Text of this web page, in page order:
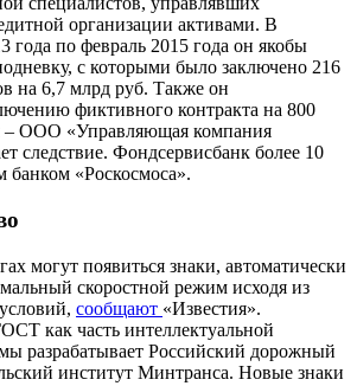
организации активами. В
года по февраль 2015 года он якобы
с которыми было заключено 216
на 6,7 млрд руб. Также он
фиктивного контракта на 800
– ООО «Управляющая компания
следствие. Фондсервисбанк более 10
банком «Роскосмоса».
могут появиться знаки, автоматически
скоростной режим исходя из
сообщают «Известия».
как часть интеллектуальной
разрабатывает Российский дорожный
институт Минтранса. Новые знаки